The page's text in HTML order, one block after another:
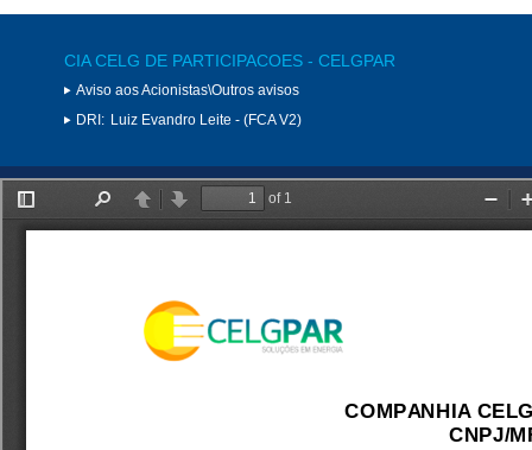
CIA CELG DE PARTICIPACOES - CELGPAR
Aviso aos Acionistas\Outros avisos
DRI: Luiz Evandro Leite - (FCA V2)